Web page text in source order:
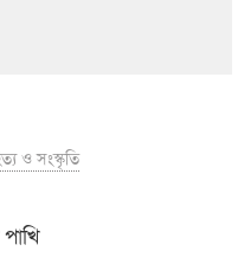
ও সংস্কৃতি